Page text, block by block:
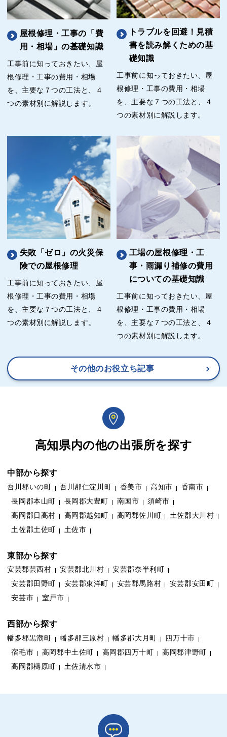
屋根修理・工事の「費
用・相場」の基礎知識
工事前に知っておきたい、屋
根修理・工事の費用・相場
を、主要な７つの工法と、４
つの素材別に解説します。
トラブルを回避！見積
書を読み解くための基
礎知識
工事前に知っておきたい、屋
根修理・工事の費用・相場
を、主要な７つの工法と、４
つの素材別に解説します。
失敗「ゼロ」の火災保
険での屋根修理
工事前に知っておきたい、屋
根修理・工事の費用・相場
を、主要な７つの工法と、４
つの素材別に解説します。
工場の屋根修理・工
事・雨漏り補修の費用
についての基礎知識
工事前に知っておきたい、屋
根修理・工事の費用・相場
を、主要な７つの工法と、４
つの素材別に解説します。
その他のお役立ち記事
高知県内の他の出張所を探す
中部から探す
吾川郡いの町 吾川郡仁淀川町 香美市 高知市
香南市
長岡郡本山町
長岡郡大豊町 南国市
須崎市
高岡郡日高村
高岡郡越知町 高岡郡佐川町
土佐郡大川村
土佐郡土佐町
土佐市
東部から探す
安芸郡芸西村 安芸郡北川村
安芸郡奈半利町
安芸郡田野町
安芸郡東洋町 安芸郡馬路村
安芸郡安田町
安芸市
室戸市
西部から探す
幡多郡黒潮町 幡多郡三原村 幡多郡大月町
四万十市
宿毛市
高岡郡中土佐町 高岡郡四万十町
高岡郡津野町
高岡郡檮原町
土佐清水市